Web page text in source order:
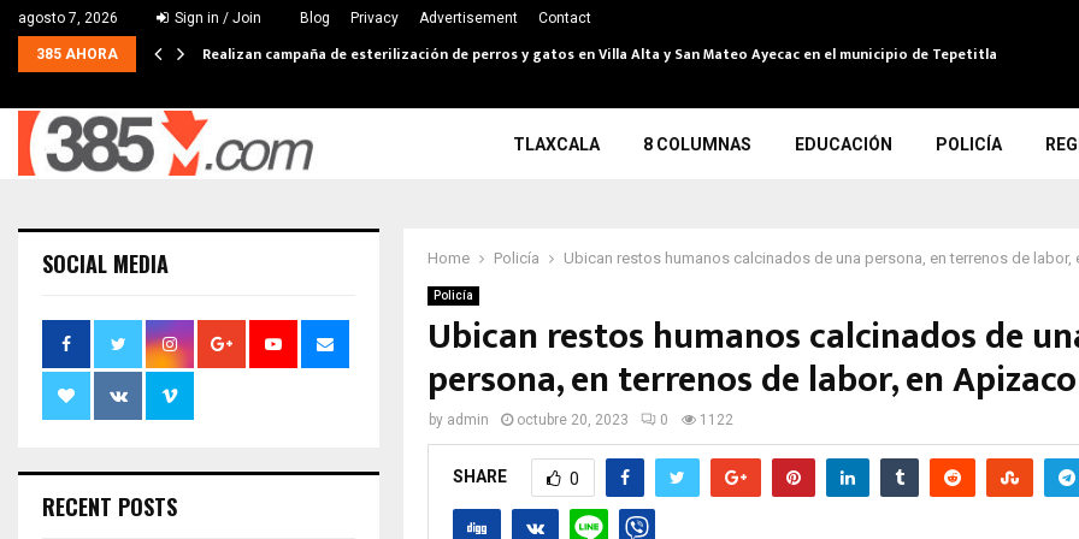
agosto 7, 2026 Sign in / Join Blog Privacy Advertisement Contact
385 AHORA Realizan campaña de esterilización de perros y gatos en Villa Alta y San Mateo Ayecac en el municipio de Tepetitla
TLAXCALA 8 COLUMNAS EDUCACIÓN POLICÍA
Home Policía Ubican restos humanos calcinados de una persona, en terrenos de labor,
Policía
Ubican restos humanos calcinados de
persona, en terrenos de labor, en Apizaco
by admin octubre 20, 2023 0 1122
SHARE 0
SOCIAL MEDIA
RECENT POSTS